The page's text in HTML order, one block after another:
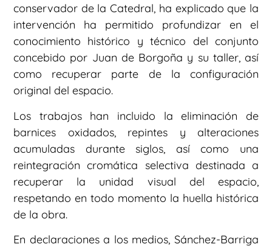
conservador de la Catedral, ha explicado que la
intervención ha permitido profundizar en el
conocimiento histórico y técnico del conjunto
concebido por Juan de Borgoña y su taller, así
como recuperar parte de la configuración
original del espacio.
Los trabajos han incluido la eliminación de
barnices oxidados, repintes y alteraciones
acumuladas durante siglos, así como una
reintegración cromática selectiva destinada a
recuperar la unidad visual del espacio,
respetando en todo momento la huella histórica
de la obra.
En declaraciones a los medios, Sánchez-Barriga